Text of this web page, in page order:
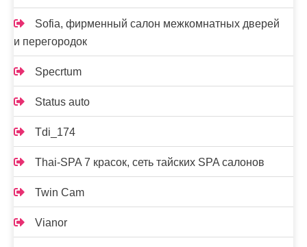
Sofia, фирменный салон межкомнатных дверей
и перегородок
Specrtum
Status auto
Tdi_174
Thai-SPA 7 красок, сеть тайских SPA салонов
Twin Cam
Vianor